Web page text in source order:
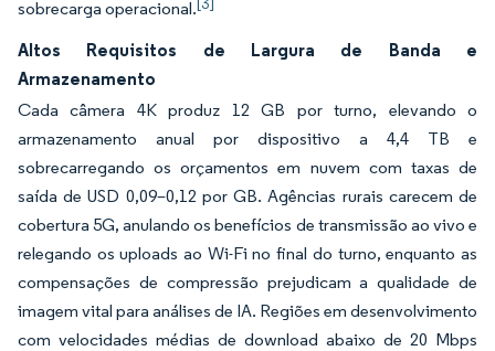
sobrecarga operacional.
Altos Requisitos de Largura de Banda e
Armazenamento
Cada câmera 4K produz 12 GB por turno, elevando o
armazenamento anual por dispositivo a 4,4 TB e
sobrecarregando os orçamentos em nuvem com taxas de
saída de USD 0,09–0,12 por GB. Agências rurais carecem de
cobertura 5G, anulando os benefícios de transmissão ao vivo e
relegando os uploads ao Wi-Fi no final do turno, enquanto as
compensações de compressão prejudicam a qualidade de
imagem vital para análises de IA. Regiões em desenvolvimento
com velocidades médias de download abaixo de 20 Mbps